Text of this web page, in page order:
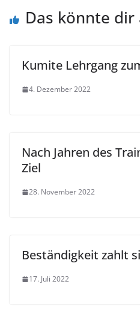
Das könnte
Kumite Lehrgang
4. Dezember 2022
Nach Jahren des
Ziel
28. November 2022
Beständigkeit zahlt
17. Juli 2022